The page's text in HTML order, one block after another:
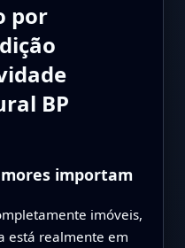
por
BP
importam
imóveis,
está realmente em